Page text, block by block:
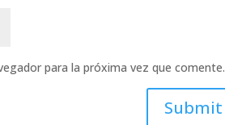
para la próxima vez que comente.